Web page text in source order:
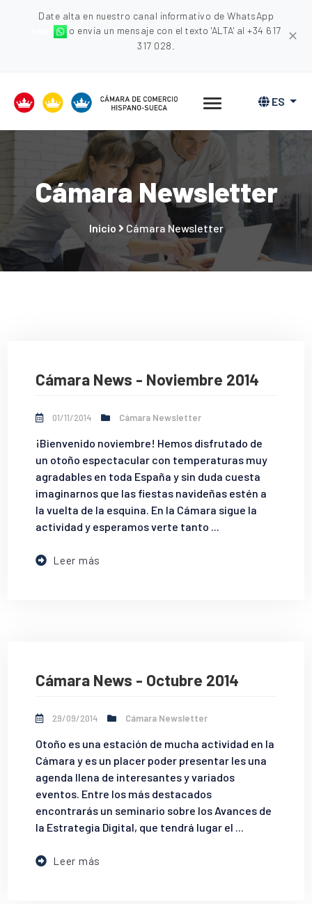
Date alta en nuestro canal informativo de WhatsApp
o envia un mensaje con el texto 'ALTA' al +34 617
317 028.
✕
ES
Cámara Newsletter
Inicio Cámara Newsletter
Cámara News - Noviembre 2014
01/11/2014 Cámara Newsletter
¡Bienvenido noviembre! Hemos disfrutado de
un otoño espectacular con temperaturas muy
agradables en toda España y sin duda cuesta
imaginarnos que las fiestas navideñas estén a
la vuelta de la esquina. En la Cámara sigue la
actividad y esperamos verte tanto ...
Leer más
Cámara News - Octubre 2014
29/09/2014 Cámara Newsletter
Otoño es una estación de mucha actividad en la
Cámara y es un placer poder presentar les una
agenda llena de interesantes y variados
eventos. Entre los más destacados
encontrarás un seminario sobre los Avances de
la Estrategia Digital, que tendrá lugar el ...
Leer más